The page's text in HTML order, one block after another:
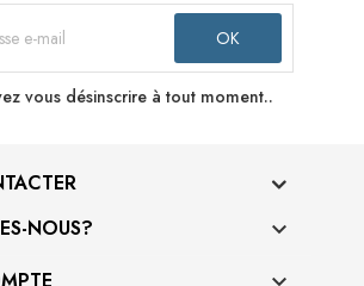
vous désinscrire à tout moment..
NOUS?
